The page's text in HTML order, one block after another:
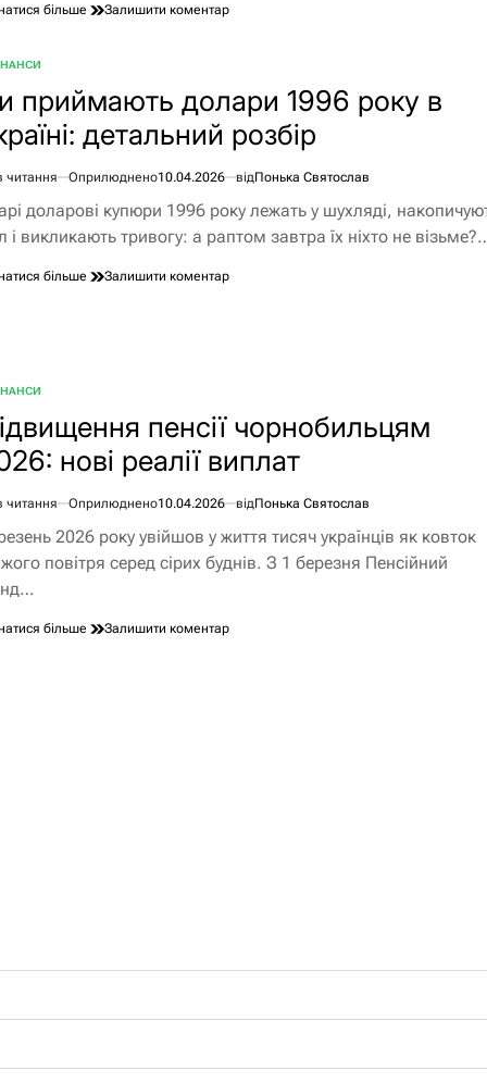
більше Залишити коментардо
в
банкоматі:
детальний
по
валютних
АТМ
в
2026
приймають долари 1996 року в
детальний розбір
читання Оприлюднено10.04.2026 відПонька Святослав
доларові купюри 1996 року лежать у шухляді,
і викликають тривогу: а раптом завтра їх ніхто не
більше Залишити коментардо
детальний
пенсії чорнобильцям
нові реалії виплат
читання Оприлюднено10.04.2026 відПонька Святослав
2026 року увійшов у життя тисяч українців як ковток
повітря серед сірих буднів. З 1 березня Пенсійний
більше Залишити коментардо